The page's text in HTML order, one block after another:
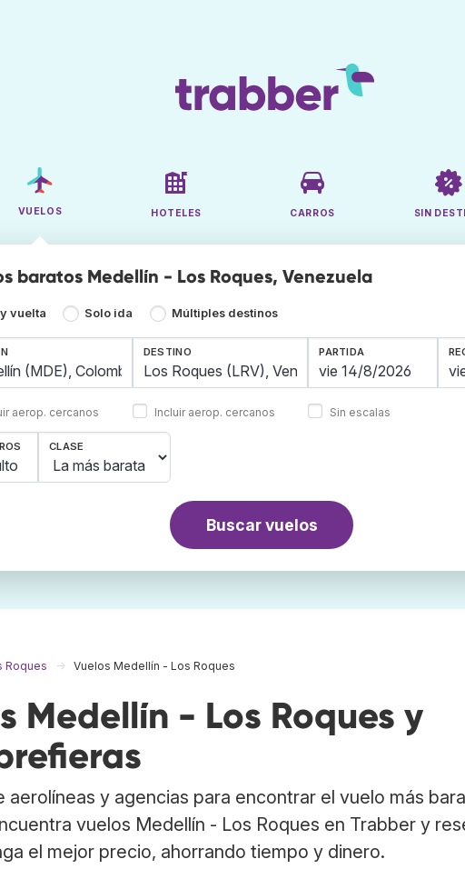
VUELOS HOTELES CARROS SIN
baratos Medellín - Los Roques, Venezuela
vuelta Solo ida Múltiples destinos
aerop. cercanos
DESTINO
Incluir aerop. cercanos
PARTIDA
Sin escalas
CLASE
Buscar vuelos
Roques Vuelos Medellín - Los Roques
Medellín - Los Roques y
aerolíneas y agencias para encontrar el vuelo más
vuelos Medellín - Los Roques en Trabber y
el mejor precio, ahorrando tiempo y dinero.